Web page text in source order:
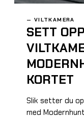
— VILTKAMERA
SETT
KORTET
Slik setter du
med